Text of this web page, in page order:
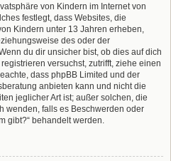
von Kindern im Internet von
festlegt, dass Websites, die
Kindern unter 13 Jahren erheben,
des oder der
du dir unsicher bist, ob dies auf dich
versuchst, zutrifft, ziehe einen
dass phpBB Limited und der
anbieten kann und nicht die
jeglicher Art ist; außer solchen, die
wenden, falls es Beschwerden oder
gibt?“ behandelt werden.